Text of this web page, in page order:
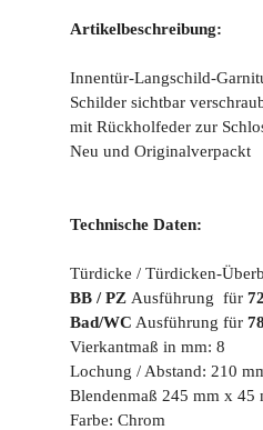
Artikelbeschreibung:
Innentür-Langschild-
Schilder sichtbar
mit Rückholfeder zur
Neu und Originalverpackt
Technische Daten:
Türdicke / Türdicken-
BB / PZ Ausführung für
Bad/WC Ausführung für
Vierkantmaß in mm: 8
Lochung / Abstand: 210
Blendenmaß 245 mm x 45
Farbe: Chrom